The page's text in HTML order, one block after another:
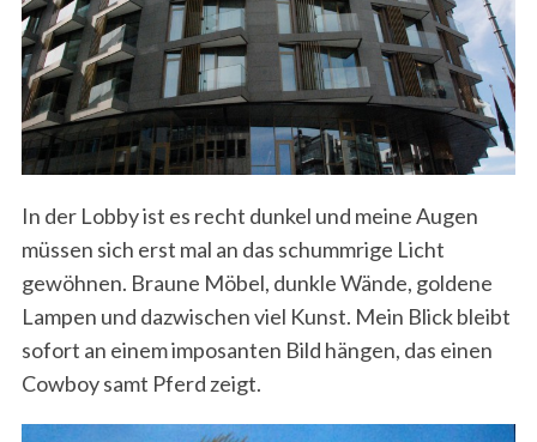
In der Lobby ist es recht dunkel und meine Augen
müssen sich erst mal an das schummrige Licht
gewöhnen. Braune Möbel, dunkle Wände, goldene
Lampen und dazwischen viel Kunst. Mein Blick bleibt
sofort an einem imposanten Bild hängen, das einen
Cowboy samt Pferd zeigt.